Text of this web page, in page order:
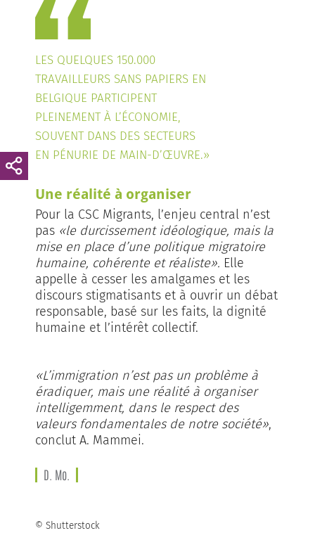
LES QUELQUES 150.000
TRAVAILLEURS SANS PAPIERS EN
BELGIQUE PARTICIPENT
PLEINEMENT À L’ÉCONOMIE,
SOUVENT DANS DES SECTEURS
EN PÉNURIE DE MAIN-D’ŒUVRE.»
Une réalité à organiser
Pour la CSC Migrants, l’enjeu central n’est
pas «le durcissement idéologique, mais la
mise en place d’une politique migratoire
humaine, cohérente et réaliste». Elle
appelle à cesser les amalgames et les
discours stigmatisants et à ouvrir un débat
responsable, basé sur les faits, la dignité
humaine et l’intérêt collectif.
«L’immigration n’est pas un problème à
éradiquer, mais une réalité à organiser
intelligemment, dans le respect des
valeurs fondamentales de notre société»,
conclut A. Mammei.
D. Mo.
© Shutterstock